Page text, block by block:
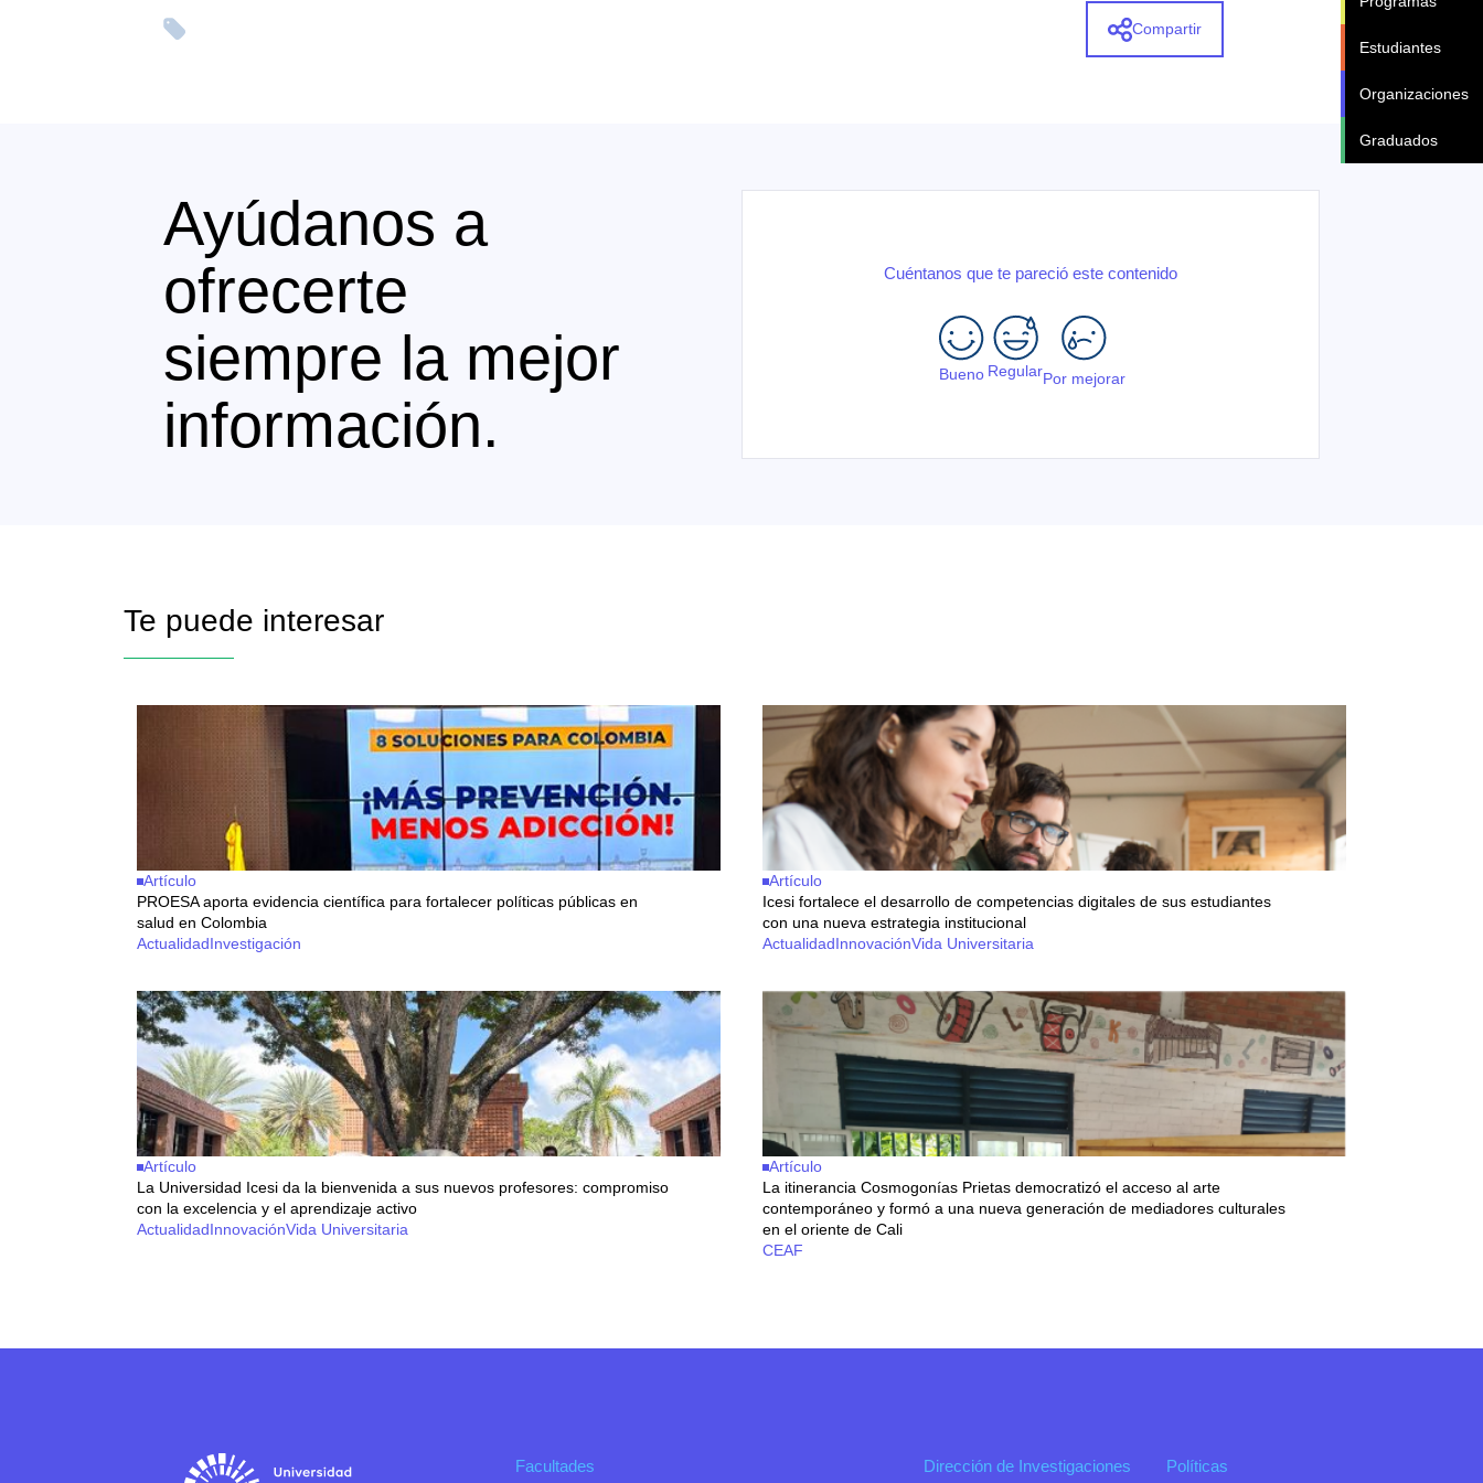
Estudiantes
Organizaciones
Graduados
Compartir
Ayúdanos a
ofrecerte
siempre la mejor
información.
Cuéntanos que te pareció este contenido
Bueno RegularPor mejorar
Te puede interesar
Artículo
PROESA aporta evidencia científica para fortalecer políticas públicas en
salud en Colombia
ActualidadInvestigación
Artículo
Icesi fortalece el desarrollo de competencias digitales de sus estudiantes
con una nueva estrategia institucional
ActualidadInnovaciónVida Universitaria
Artículo
La Universidad Icesi da la bienvenida a sus nuevos profesores: compromiso
con la excelencia y el aprendizaje activo
ActualidadInnovaciónVida Universitaria
Artículo
La itinerancia Cosmogonías Prietas democratizó el acceso al arte
contemporáneo y formó a una nueva generación de mediadores culturales
en el oriente de Cali
CEAF
Facultades
Dirección de Investigaciones
Políticas